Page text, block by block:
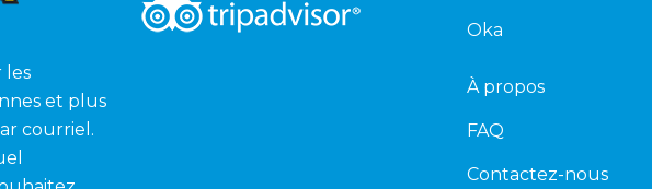
les
et plus
courriel.
Oka
À propos
FAQ
Contactez-nous